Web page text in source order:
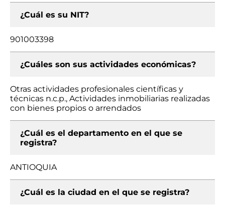
¿Cuál es su NIT?
901003398
¿Cuáles son sus actividades económicas?
Otras actividades profesionales científicas y
técnicas n.c.p., Actividades inmobiliarias realizadas
con bienes propios o arrendados
¿Cuál es el departamento en el que se
registra?
ANTIOQUIA
¿Cuál es la ciudad en el que se registra?